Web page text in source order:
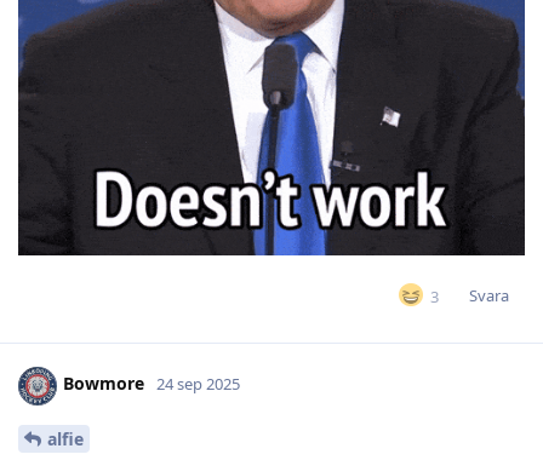
3 Svara
Bowmore 24 sep 2025
alfie